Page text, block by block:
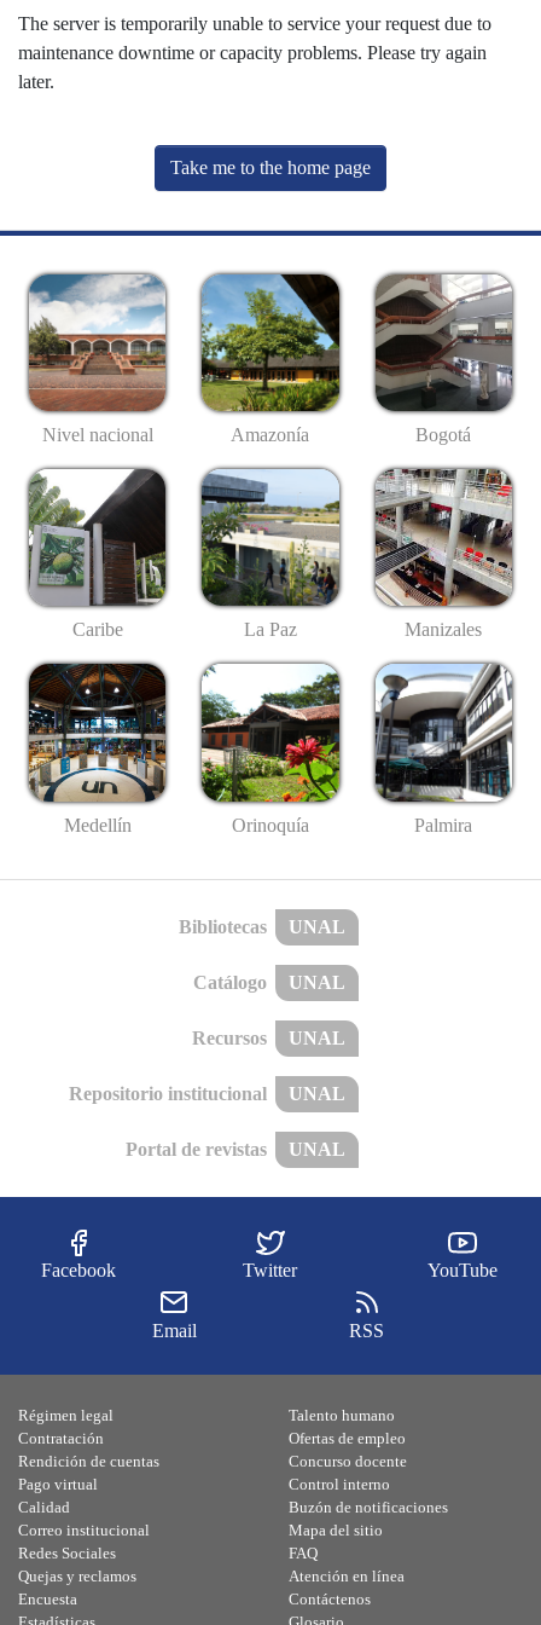
The server is temporarily unable to service your request due to
maintenance downtime or capacity problems. Please try again
later.
Take me to the home page
Nivel nacional Amazonía Bogotá
Caribe La Paz Manizales
Medellín Orinoquía Palmira
Bibliotecas UNAL
Catálogo UNAL
Recursos UNAL
Repositorio institucional UNAL
Portal de revistas UNAL
Facebook Twitter YouTube
Email RSS
Régimen legal
Contratación
Rendición de cuentas
Pago virtual
Calidad
Talento humano
Ofertas de empleo
Concurso docente
Control interno
Buzón de notificaciones
Correo institucional
Redes Sociales
Quejas y reclamos
Encuesta
Mapa del sitio
FAQ
Atención en línea
Contáctenos